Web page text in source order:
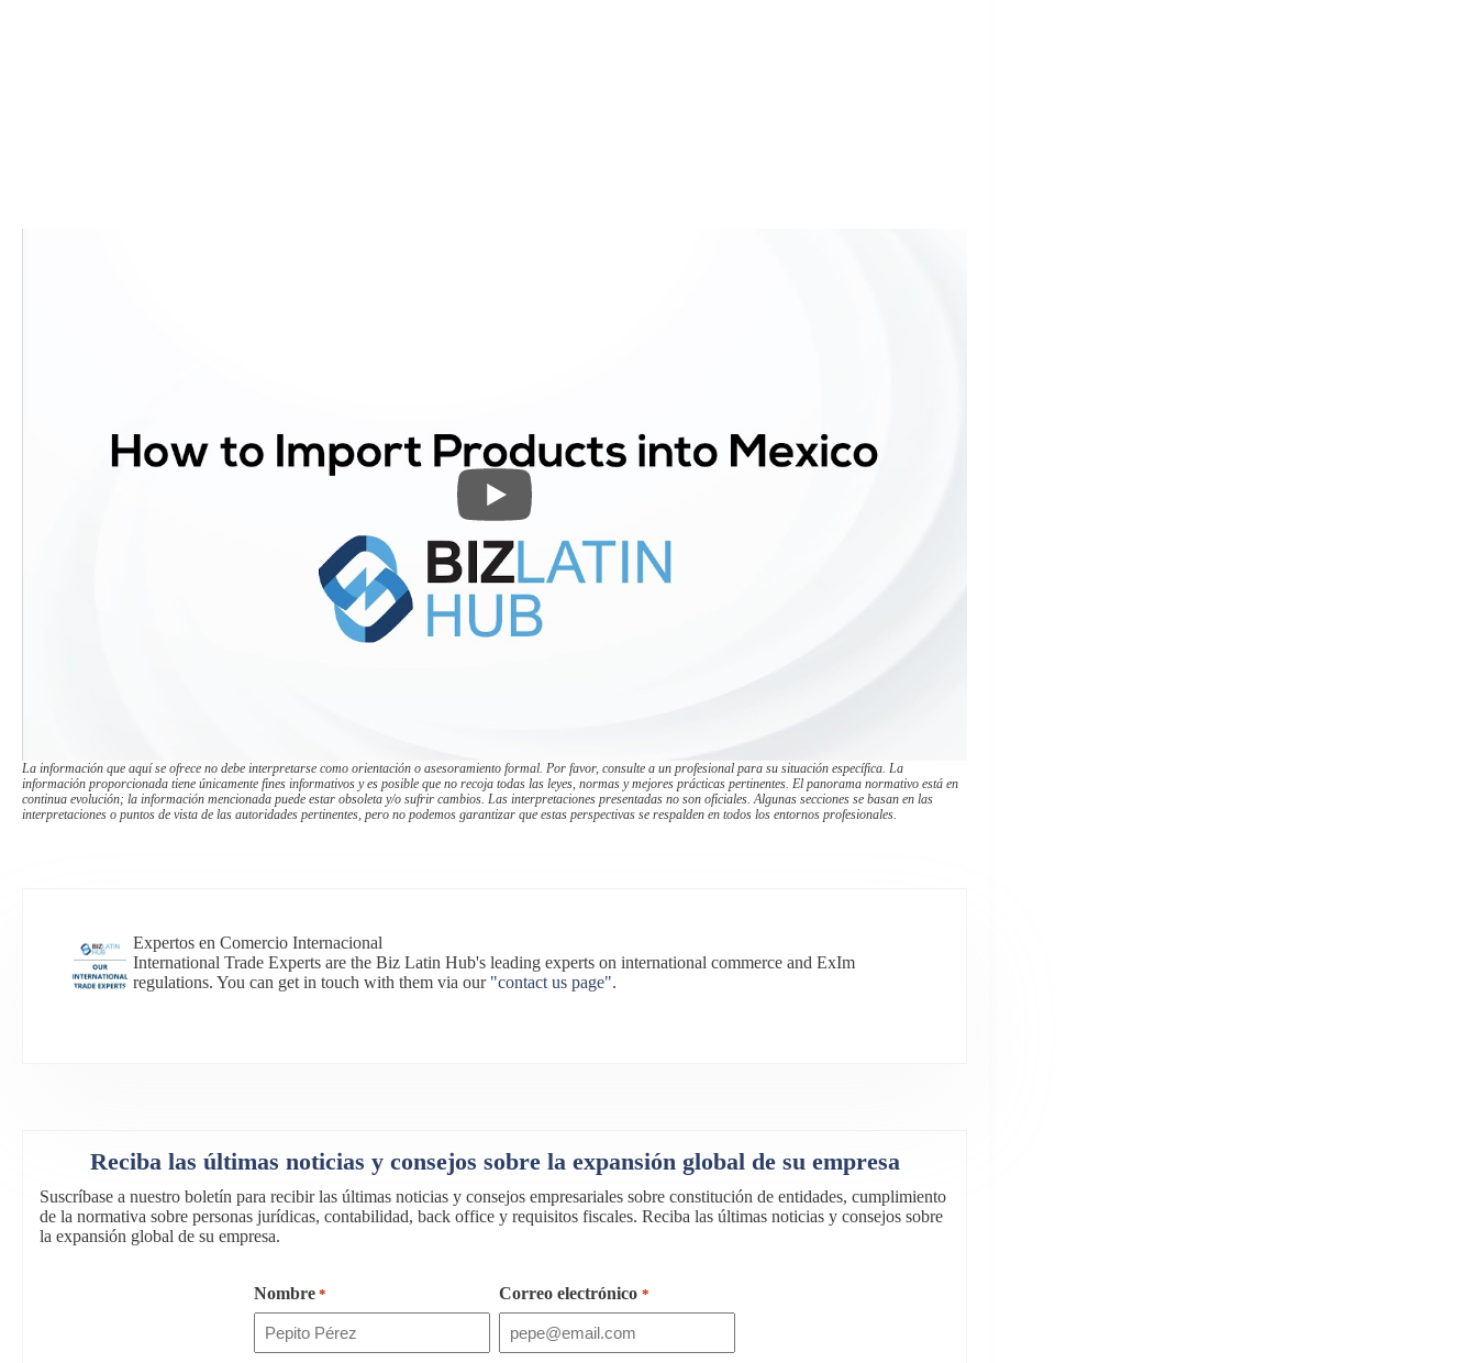
La información que aquí se ofrece no debe interpretarse como orientación o asesoramiento formal. Por favor, consulte a un profesional para su situación específica. La
información proporcionada tiene únicamente fines informativos y es posible que no recoja todas las leyes, normas y mejores prácticas pertinentes. El panorama normativo está en
continua evolución; la información mencionada puede estar obsoleta y/o sufrir cambios. Las interpretaciones presentadas no son oficiales. Algunas secciones se basan en las
interpretaciones o puntos de vista de las autoridades pertinentes, pero no podemos garantizar que estas perspectivas se respalden en todos los entornos profesionales.
Expertos en Comercio Internacional
International Trade Experts are the Biz Latin Hub's leading experts on international commerce and ExIm
regulations. You can get in touch with them via our "contact us page".
Reciba las últimas noticias y consejos sobre la expansión global de su empresa
Suscríbase a nuestro boletín para recibir las últimas noticias y consejos empresariales sobre constitución de entidades, cumplimiento
de la normativa sobre personas jurídicas, contabilidad, back office y requisitos fiscales. Reciba las últimas noticias y consejos sobre
la expansión global de su empresa.
Nombre * Correo electrónico *